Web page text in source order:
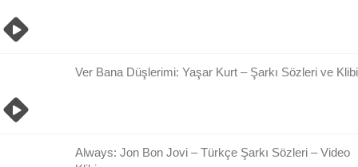
Ver Bana Düşlerimi: Yaşar Kurt – Şarkı Sözleri ve Klibi
Always: Jon Bon Jovi – Türkçe Şarkı Sözleri – Video